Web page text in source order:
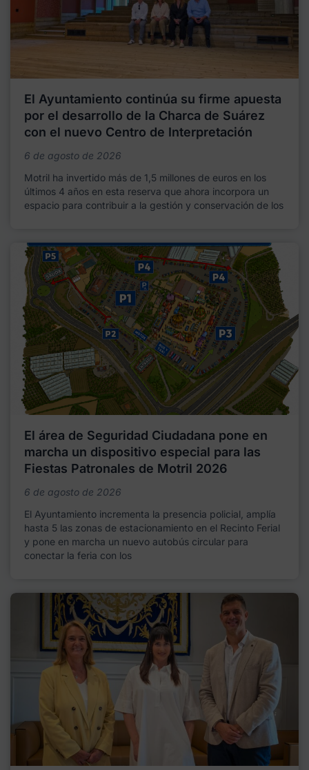
El Ayuntamiento continúa su firme apuesta
por el desarrollo de la Charca de Suárez
con el nuevo Centro de Interpretación
6 de agosto de 2026
Motril ha invertido más de 1,5 millones de euros en los
últimos 4 años en esta reserva que ahora incorpora un
espacio para contribuir a la gestión y conservación de los
El área de Seguridad Ciudadana pone en
marcha un dispositivo especial para las
Fiestas Patronales de Motril 2026
6 de agosto de 2026
El Ayuntamiento incrementa la presencia policial, amplía
hasta 5 las zonas de estacionamiento en el Recinto Ferial
y pone en marcha un nuevo autobús circular para
conectar la feria con los